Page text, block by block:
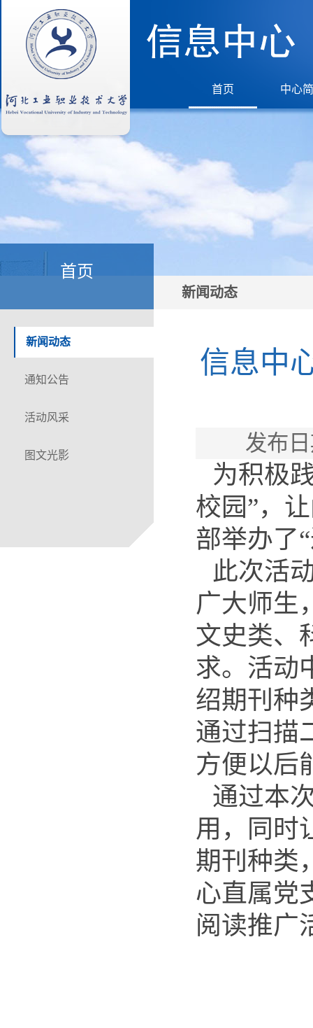
首页 中心
首页
新闻动态
新闻动态
通知公告
活动风采
图文光影
信息中
发布
为积极
校园”，
部举办了
此次活
广大师生
文史类、
求。活动
绍期刊种
通过扫描
方便以后
通过本
用，同时
期刊种类
心直属党
阅读推广